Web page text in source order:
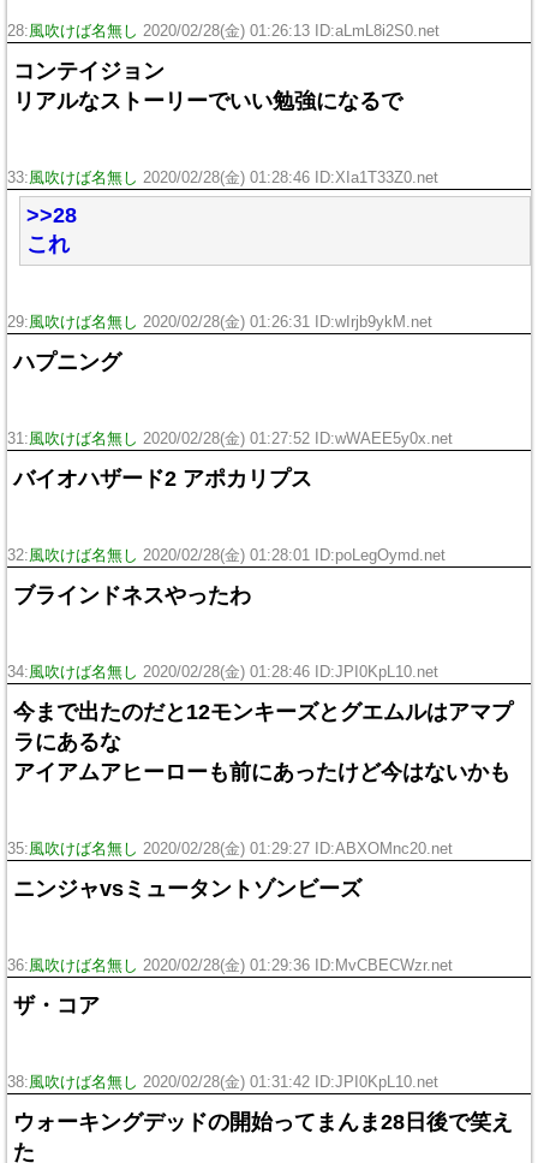
28:風吹けば名無し 2020/02/28(金) 01:26:13 ID:aLmL8i2S0.net
コンテイジョン
リアルなストーリーでいい勉強になるで
33:風吹けば名無し 2020/02/28(金) 01:28:46 ID:XIa1T33Z0.net
>>28
これ
29:風吹けば名無し 2020/02/28(金) 01:26:31 ID:wIrjb9ykM.net
ハプニング
31:風吹けば名無し 2020/02/28(金) 01:27:52 ID:wWAEE5y0x.net
バイオハザード2 アポカリプス
32:風吹けば名無し 2020/02/28(金) 01:28:01 ID:poLegOymd.net
ブラインドネスやったわ
34:風吹けば名無し 2020/02/28(金) 01:28:46 ID:JPI0KpL10.net
今まで出たのだと12モンキーズとグエムルはアマプ
ラにあるな
アイアムアヒーローも前にあったけど今はないかも
35:風吹けば名無し 2020/02/28(金) 01:29:27 ID:ABXOMnc20.net
ニンジャvsミュータントゾンビーズ
36:風吹けば名無し 2020/02/28(金) 01:29:36 ID:MvCBECWzr.net
ザ・コア
38:風吹けば名無し 2020/02/28(金) 01:31:42 ID:JPI0KpL10.net
ウォーキングデッドの開始ってまんま28日後で笑え
た